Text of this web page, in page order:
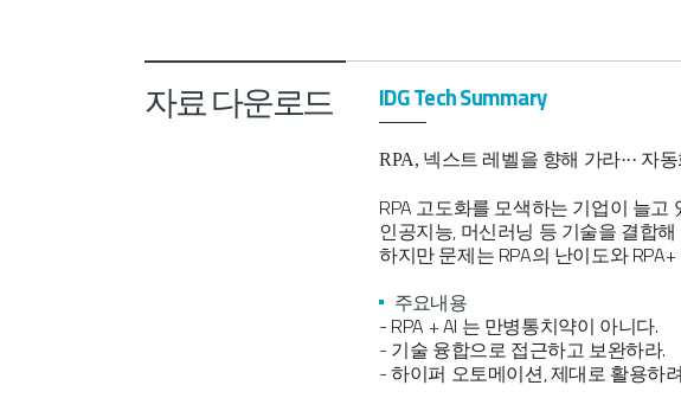
자료 다운로드 IDG Tech Summary
RPA, 넥스트 레벨을 향해 가라··· 자
RPA 고도화를 모색하는 기업이 늘고
인공지능, 머신러닝 등 기술을 결합
하지만 문제는 RPA의 난이도와
주요내용
- RPA + AI 는 만병통치약이 아니다.
- 기술 융합으로 접근하고 보완하라.
- 하이퍼 오토메이션, 제대로 활용하